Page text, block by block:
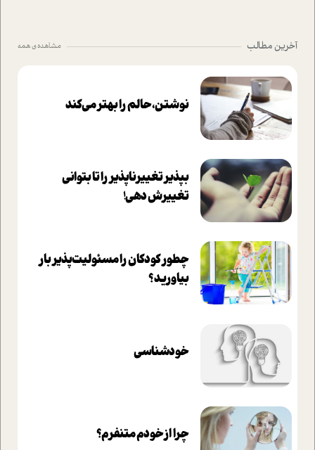
آخرین مطالب مشاهده ی همه
نوشتن، حالم را بهتر می‌کند
بپذير تغييرناپذير را تا بتواني
تغييرش دهي!‏
چطور کودکان را مسئولیت‌پذیر بار
بیاورید؟
خودشناسی
چرا از خودم متنفرم؟